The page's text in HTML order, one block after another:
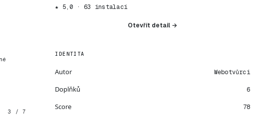
3 / 7
★ 5,0 · 63 instalací
Otevřít detail →
IDENTITA
Autor Webotvůrci
Doplňků 6
Score 78